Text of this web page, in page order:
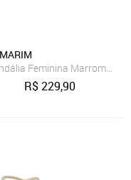
Médio 2539202-8
Feminina Marrom
R$229,90